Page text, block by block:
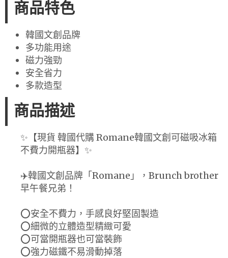
商品特色
韓國文創品牌
多功能用途
磁力強勁
安全省力
多款造型
商品描述
✨【現貨 韓國代購 Romane韓國文創可磁吸冰箱
不費力開瓶器】✨
✈️韓國文創品牌「Romane」，Brunch brother
早午餐兄弟！
⭕安全不費力，手感良好堅固製造
⭕細微的立體造型精緻可愛
⭕可當開瓶器也可當裝飾
⭕強力磁鐵不易滑動掉落